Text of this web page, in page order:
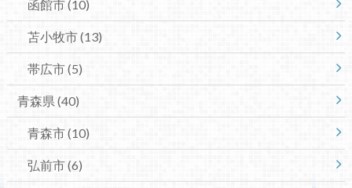
函館市(10)
苫小牧市(13)
帯広市(5)
青森県 (40)
青森市(10)
弘前市(6)